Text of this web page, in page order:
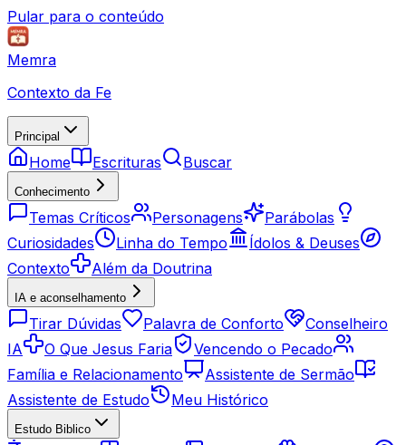
Pular para o conteúdo
Memra
Contexto da Fe
Principal
Home Escrituras Buscar
Conhecimento
Temas Críticos Personagens
Parábolas
Curiosidades
Linha do Tempo
Ídolos & Deuses
Contexto
Além da Doutrina
IA e aconselhamento
Tirar Dúvidas Palavra de Conforto
Conselheiro
IA
O Que Jesus Faria
Vencendo o Pecado
Família e Relacionamento
Assistente de Sermão
Assistente de Estudo
Meu Histórico
Estudo Biblico